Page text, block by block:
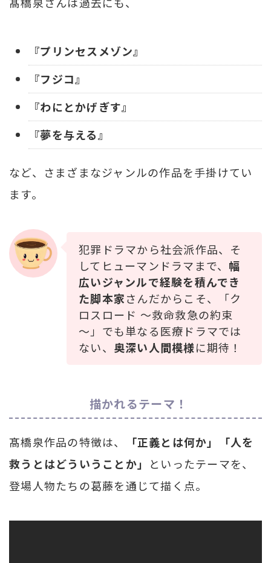
『プリンセスメゾン』
『フジコ』
『わにとかげぎす』
『夢を与える』
など、さまざまなジャンルの作品を手掛けてい
ます。
犯罪ドラマから社会派作品、そ
してヒューマンドラマまで、 幅
広いジャンルで経験を積んでき
た脚本家さんだからこそ、「ク
ロスロード ～救命救急の約束
～」でも単なる医療ドラマでは
ない、 奥深い人間模様に期待！
描かれるテーマ！
髙橋泉作品の特徴は、
「正義とは何か」「人を
救うとはどういうことか」 といったテーマを、
登場人物たちの葛藤を通じて描く点。